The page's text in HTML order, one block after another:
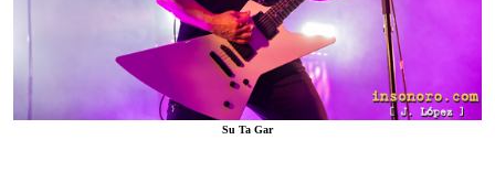
Su Ta Gar